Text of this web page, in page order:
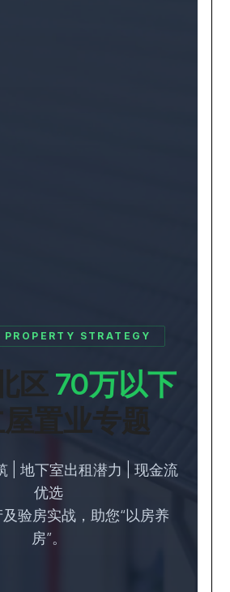
STRATEGY
区 70万以下
屋置业专题
| 地下室出租潜力 | 现金流
优选
验房实战，助您“以房养
房”。